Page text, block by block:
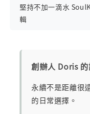
堅持不加一滴水
輯
創辦人 Doris 的
永續不是距離很
的日常選擇。